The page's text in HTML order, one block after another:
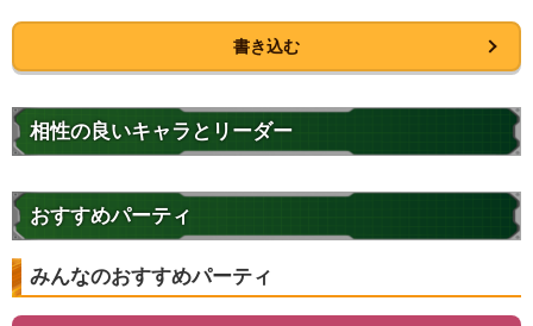
書き込む
相性の良いキャラとリーダー
おすすめパーティ
みんなのおすすめパーティ